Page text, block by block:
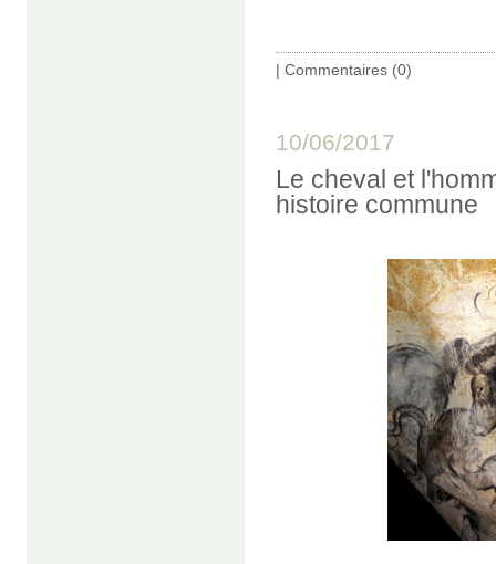
| Commentaires (0)
10/06/2017
Le cheval et
histoire commune